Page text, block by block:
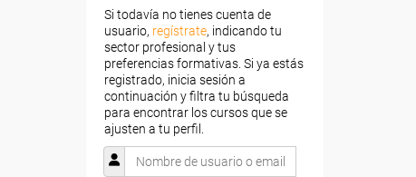
Si todavía no tienes cuenta de
usuario, regístrate, indicando tu
sector profesional y tus
preferencias formativas. Si ya estás
registrado, inicia sesión a
continuación y filtra tu búsqueda
para encontrar los cursos que se
ajusten a tu perfil.